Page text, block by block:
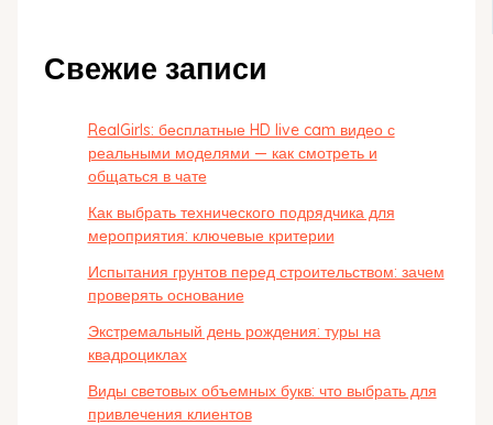
Свежие записи
RealGirls: бесплатные HD live cam видео с
реальными моделями — как смотреть и
общаться в чате
Как выбрать технического подрядчика для
мероприятия: ключевые критерии
Испытания грунтов перед строительством: зачем
проверять основание
Экстремальный день рождения: туры на
квадроциклах
Виды световых объемных букв: что выбрать для
привлечения клиентов